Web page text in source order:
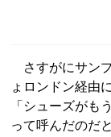
さすがにサン
ょロンドン経由
「シューズがも
って呼んだのだ